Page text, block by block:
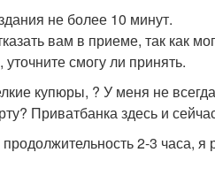
не более 10 минут.
вам в приеме, так как
смогу ли принять.
купюры, ? У меня не
Приватбанка здесь и
2-3 часа,